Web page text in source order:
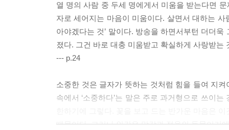
열 명의 사람 중 두세 명에게서 미움을 받는다면
자로 세어지는 마음이 미움이다. 살면서 대하는
아야겠다는 것’ 말이다. 방송을 하면서부턴 더더
졌다. 그건 바로 대충 미움받고 확실하게 사랑받는
--- p.24
소중한 것은 글자가 뜻하는 것처럼 힘을 들여 지
속에서 ‘소중하다’는 말은 주로 과거형으로 쓰이
때문이다. 그러나 인간은 망각과 적응의 동물이기